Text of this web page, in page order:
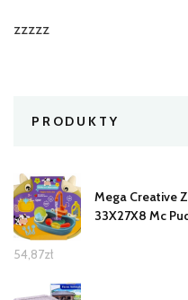
zzzzz
PRODUKTY
Mega Creative
33X27X8 Mc
54,87zł